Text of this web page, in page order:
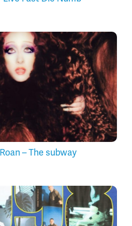
– The subway